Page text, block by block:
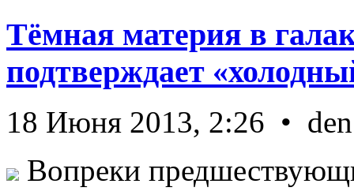
Тёмная материя в
подтверждает
18 Июня 2013, 2:26 • den
Вопреки